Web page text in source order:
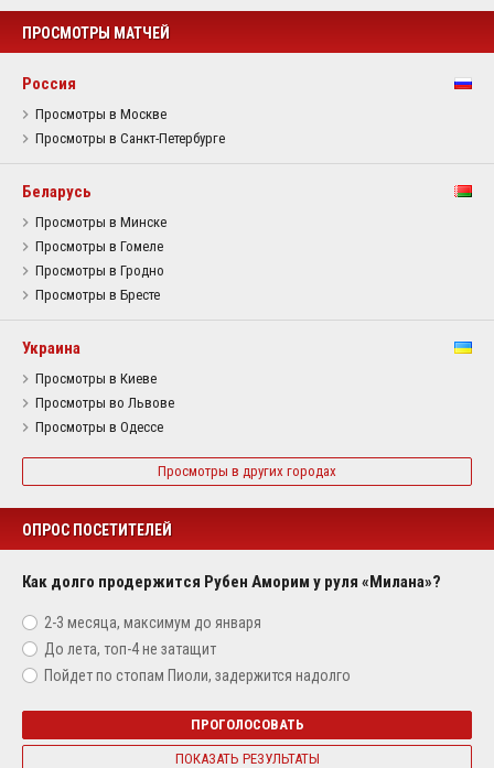
ПРОСМОТРЫ МАТЧЕЙ
Россия
Просмотры в Москве
Просмотры в Санкт-Петербурге
Беларусь
Просмотры в Минске
Просмотры в Гомеле
Просмотры в Гродно
Просмотры в Бресте
Украина
Просмотры в Киеве
Просмотры во Львове
Просмотры в Одессе
Просмотры в других городах
ОПРОС ПОСЕТИТЕЛЕЙ
Как долго продержится Рубен Аморим у руля «Милана»?
2-3 месяца, максимум до января
До лета, топ-4 не затащит
Пойдет по стопам Пиоли, задержится надолго
ПРОГОЛОСОВАТЬ
ПОКАЗАТЬ РЕЗУЛЬТАТЫ